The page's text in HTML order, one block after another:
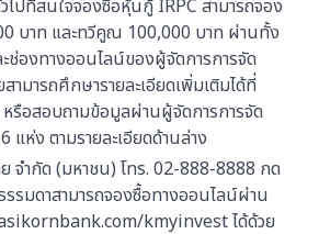
ปที่สนใจจองซื้อหุ้นกู้ IRPC สามารถจอง
บาท และทวีคูณ 100,000 บาท ผ่านทั้ง
ช่องทางออนไลน์ของผู้จัดการการจัด
ามารถศึกษารายละเอียดเพิ่มเติมได้ที่
รือสอบถามข้อมูลผ่านผู้จัดการการจัด
แห่ง ตามรายละเอียดด้านล่าง
จำกัด (มหาชน) โทร. 02-888-8888 กด
รมดาสามารถจองซื้อทางออนไลน์ผ่าน
kmyinvest ได้ด้วย